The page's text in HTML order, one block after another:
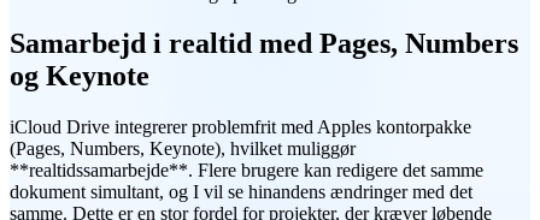
Samarbejd i realtid med Pages, Numbers
og Keynote
iCloud Drive integrerer problemfrit med Apples kontorpakke
(Pages, Numbers, Keynote), hvilket muliggør
**realtidssamarbejde**. Flere brugere kan redigere det samme
dokument simultant, og I vil se hinandens ændringer med det
samme. Dette er en stor fordel for projekter, der kræver løbende